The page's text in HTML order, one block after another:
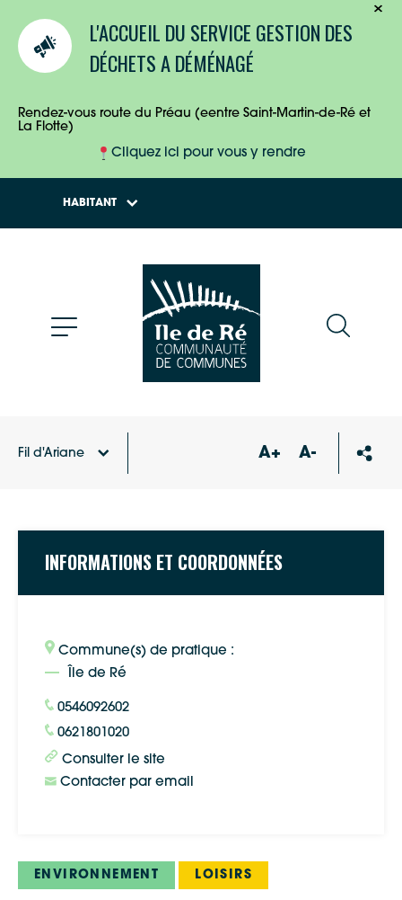
L'ACCUEIL DU SERVICE GESTION DES
DÉCHETS A DÉMÉNAGÉ
Rendez-vous route du Préau (eentre Saint-Martin-de-Ré et
La Flotte)
Cliquez ici pour vous y rendre
HABITANT
ENTREPRISES
Fil d'Ariane A+ A-
INFORMATIONS ET COORDONNÉES
Commune(s) de pratique :
Île de Ré
0546092602
0621801020
Consulter le site
Contacter par email
ENVIRONNEMENT LOISIRS